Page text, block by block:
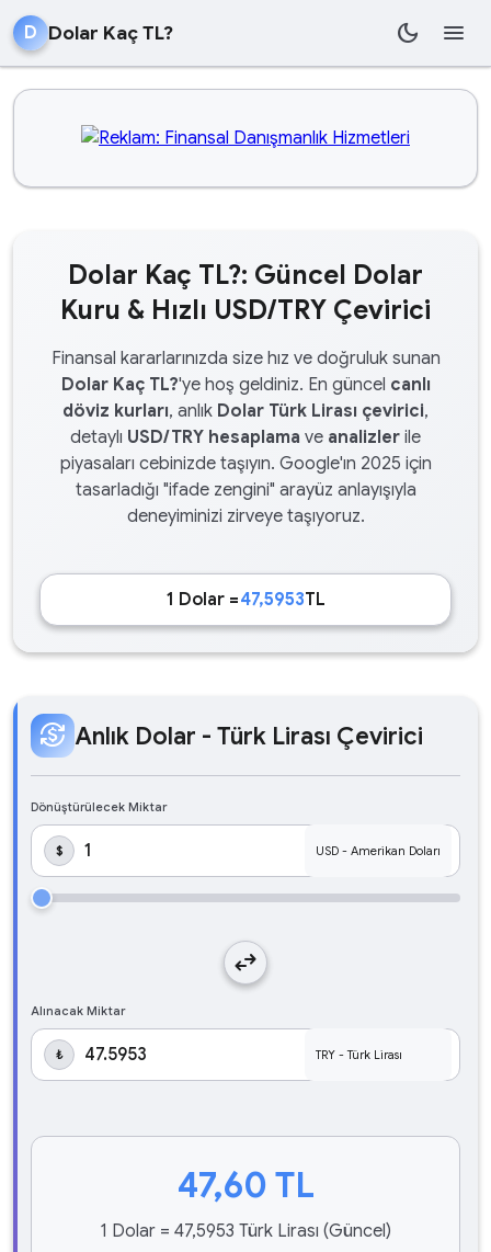
D Dolar Kaç TL? dark_mode menu
Dolar Kaç TL?: Güncel Dolar
Kuru & Hızlı USD/TRY Çevirici
Finansal kararlarınızda size hız ve doğruluk sunan
Dolar Kaç TL?'ye hoş geldiniz. En güncel canlı
döviz kurları, anlık Dolar Türk Lirası çevirici,
detaylı USD/TRY hesaplama ve analizler ile
piyasaları cebinizde taşıyın. Google'ın 2025 için
tasarladığı "ifade zengini" arayüz anlayışıyla
deneyiminizi zirveye taşıyoruz.
1 Dolar =47,5953TL
currency_exchange Anlık Dolar - Türk Lirası Çevirici
Dönüştürülecek Miktar
$
swap_horiz
Alınacak Miktar
₺
47,60 TL
1 Dolar = 47,5953 Türk Lirası (Güncel)